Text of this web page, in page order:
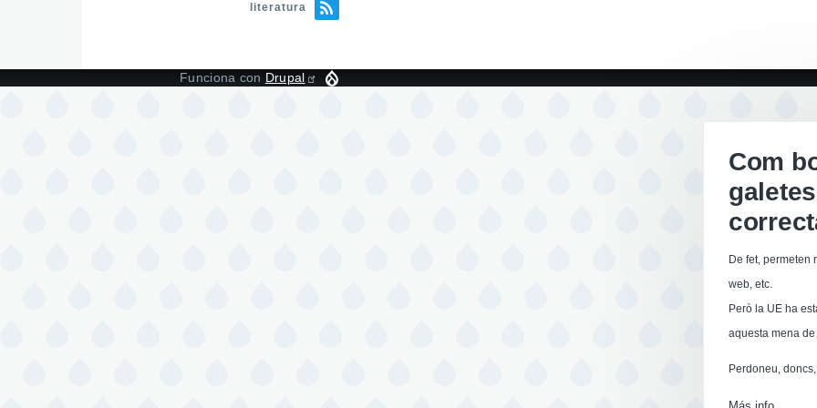
literatura
Funciona con Drupal
Com
De fet, permeten
web, etc.
Però la UE ha
aquesta mena
Perdoneu,